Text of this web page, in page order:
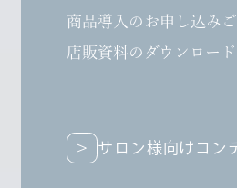
商品導入のお申し込みご
店販資料のダウンロー
サロン様向けコン